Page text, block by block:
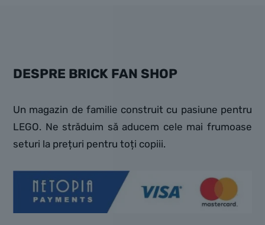
DESPRE BRICK FAN SHOP
Un magazin de familie construit cu pasiune pentru
LEGO. Ne străduim să aducem cele mai frumoase
seturi la prețuri pentru toți copiii.